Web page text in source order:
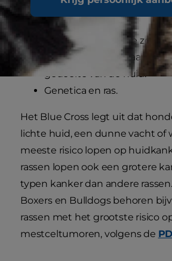
risicofactoren:
Blootstelling aan de zon en
Compulsief likken aan een
gedeelte van de huid.
Genetica en ras.
Het Blue Cross legt uit dat
lichte huid, een dunne vacht of
meeste risico lopen op
rassen lopen ook een grotere
typen kanker dan andere
Boxers en Bulldogs behoren
rassen met het grootste risico
mestceltumoren, volgens de